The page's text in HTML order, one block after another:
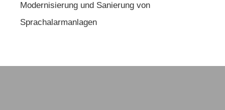
Modernisierung und Sanierung von
Sprachalarmanlagen